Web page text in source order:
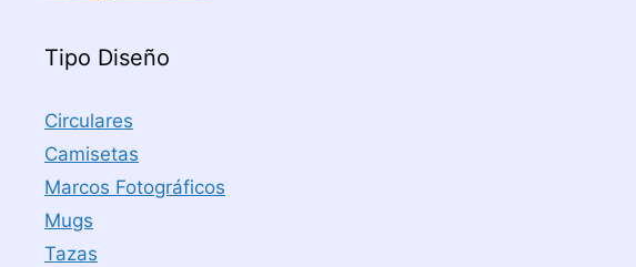
Tipo Diseño
Circulares
Camisetas
Marcos Fotográficos
Mugs
Tazas